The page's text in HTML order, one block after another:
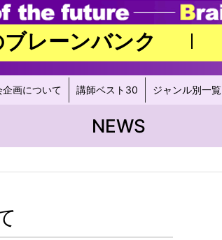
レーンバンク
企画について 講師ベスト30 ジャンル別一覧
NEWS